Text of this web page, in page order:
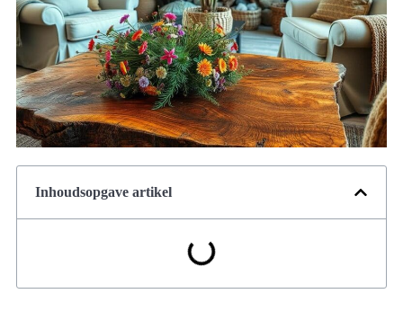
Inhoudsopgave artikel